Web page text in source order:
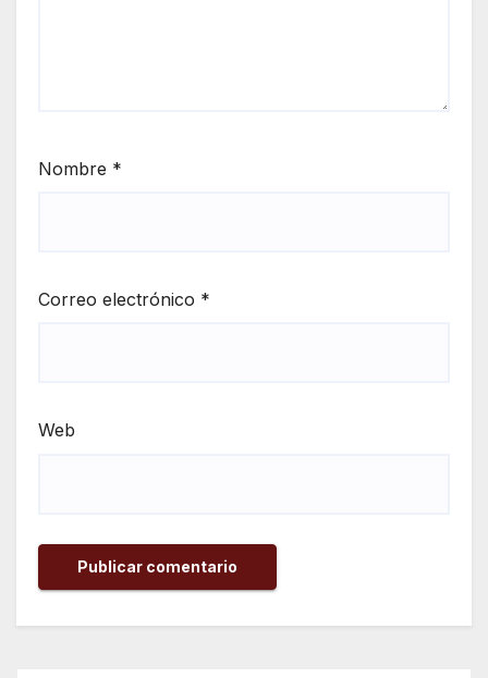
Nombre *
Correo electrónico *
Web